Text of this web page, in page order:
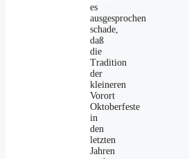
es
ausgesprochen
schade,
daß
die
Tradition
der
kleineren
Vorort
Oktoberfeste
in
den
letzten
Jahren